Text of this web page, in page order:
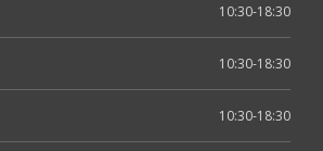
10:30-18:30
10:30-18:30
10:30-18:30